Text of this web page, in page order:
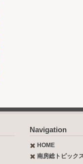
Navigation
HOME
南房総トピック